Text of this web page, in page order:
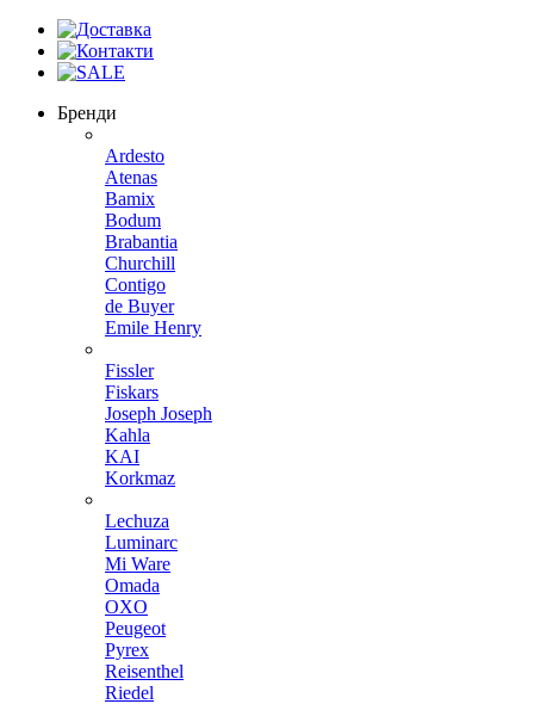
Бренди
Ardesto
Atenas
Bamix
Bodum
Brabantia
Churchill
Contigo
de Buyer
Emile Henry
Fissler
Fiskars
Joseph Joseph
Kahla
KAI
Korkmaz
Lechuza
Luminarc
Mi Ware
Omada
OXO
Peugeot
Pyrex
Reisenthel
Riedel